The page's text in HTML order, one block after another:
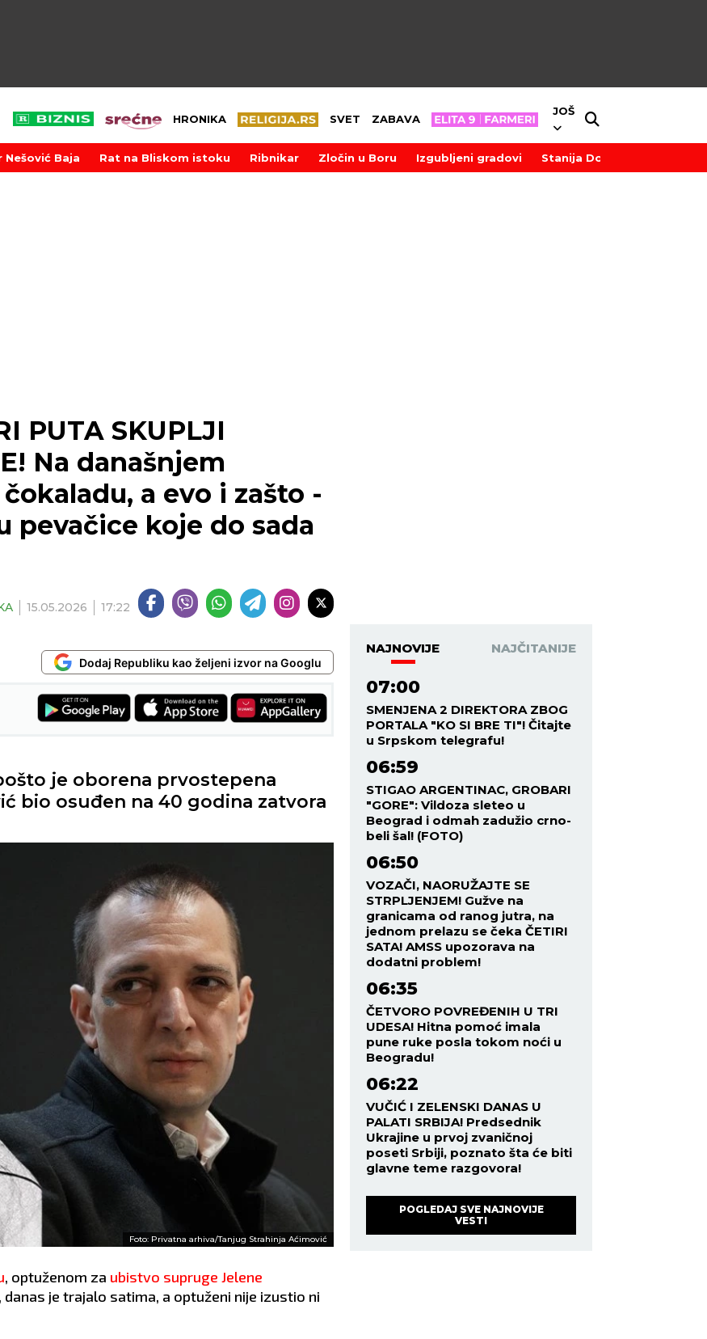
HRONIKA SVET ZABAVA
JOŠ
Nešović Baja Rat na Bliskom istoku Ribnikar Zločin u Boru Izgubljeni gradovi Stanija Dobrojević
PUTA SKUPLJI
Na današnjem
a evo i zašto -
pevačice koje do sada
15.05.2026 17:22
Dodaj Republiku kao željeni izvor na Googlu
je oborena prvostepena
bio osuđen na 40 godina zatvora
Foto: Privatna arhiva/Tanjug Strahinja Aćimović
, optuženom za ubistvo supruge Jelene
danas je trajalo satima, a optuženi nije izustio ni
NAJNOVIJE NAJČITANIJE
07:00
SMENJENA 2 DIREKTORA ZBOG
PORTALA "KO SI BRE TI"! Čitajte
u Srpskom telegrafu!
06:59
STIGAO ARGENTINAC, GROBARI
"GORE": Vildoza sleteo u
Beograd i odmah zadužio crno-
beli šal! (FOTO)
06:50
VOZAČI, NAORUŽAJTE SE
STRPLJENJEM! Gužve na
granicama od ranog jutra, na
jednom prelazu se čeka ČETIRI
SATA! AMSS upozorava na
dodatni problem!
06:35
ČETVORO POVREĐENIH U TRI
UDESA! Hitna pomoć imala
pune ruke posla tokom noći u
Beogradu!
06:22
VUČIĆ I ZELENSKI DANAS U
PALATI SRBIJA! Predsednik
Ukrajine u prvoj zvaničnoj
poseti Srbiji, poznato šta će biti
glavne teme razgovora!
POGLEDAJ SVE NAJNOVIJE
VESTI